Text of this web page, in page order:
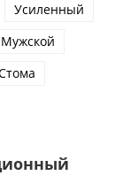
Усиленный
Мужской